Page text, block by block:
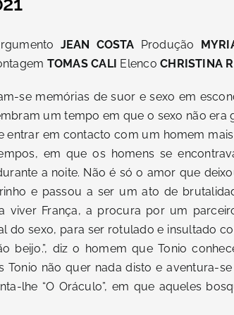
JEAN COSTA Produção
TOMAS CALI ElencoCHRISTINA
se memórias de suor e sexo em
um tempo em que o sexo não
entrar em contacto com um homem
em que os homens se
a noite. Não é só o amor que
e passou a ser um ato de
viver França, a procura por um
do sexo, para ser rotulado e insultado
beijo.”, diz o homem que Tonio
Tonio não quer nada disto e aventura-
lhe “O Oráculo”, em que aqueles